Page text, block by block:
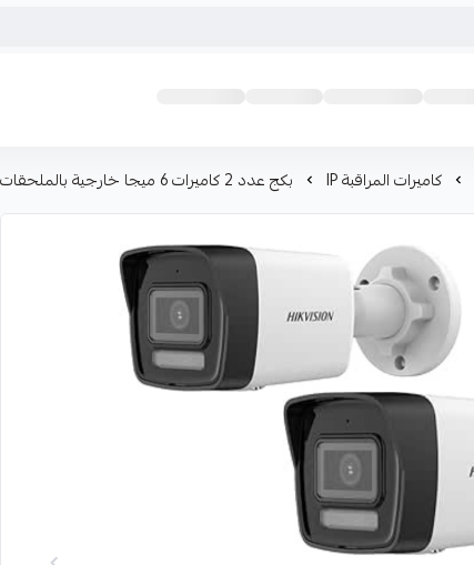
كاميرات المراقبة IP بكج عدد 2 كاميرات 6 ميجا خارجية بالملحقات -IP